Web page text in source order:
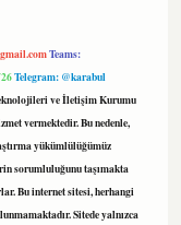
Teams:
Telegram: @karabul
ve İletişim Kurumu
vermektedir. Bu nedenle,
yükümlülüğümüz
sorumluluğunu taşımakta
Bu internet sitesi, herhangi
Sitede yalnızca